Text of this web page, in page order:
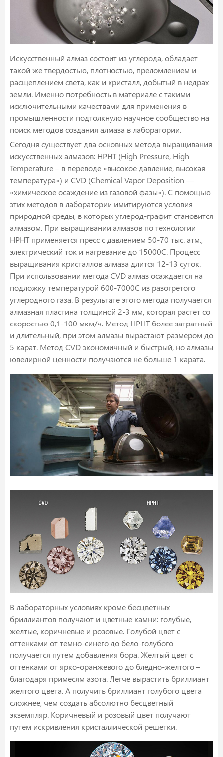
Искусственный алмаз состоит из углерода, обладает
такой же твердостью, плотностью, преломлением и
расщеплением света, как и кристалл, добытый в недрах
земли. Именно потребность в материале с такими
исключительными качествами для применения в
промышленности подтолкнуло научное сообщество на
поиск методов создания алмаза в лаборатории.
Сегодня существует два основных метода выращивания
искусственных алмазов: HPHT (High Pressure, High
Temperature – в переводе «высокое давление, высокая
температура») и CVD (Chemical Vapor Deposition —
«химическое осаждение из газовой фазы»). С помощью
этих методов в лаборатории имитируются условия
природной среды, в которых углерод-графит становится
алмазом. При выращивании алмазов по технологии
HPHT применяется пресс с давлением 50-70 тыс. атм.,
электрический ток и нагревание до 15000С. Процесс
выращивания кристаллов алмаза длится 12-13 суток.
При использовании метода CVD алмаз осаждается на
подложку температурой 600-7000С из разогретого
углеродного газа. В результате этого метода получается
алмазная пластина толщиной 2-3 мм, которая растет со
скоростью 0,1-100 мкм/ч. Метод HPHT более затратный
и длительный, при этом алмазы вырастают размером до
5 карат. Метод CVD экономичный и быстрый, но алмазы
ювелирной ценности получаются не больше 1 карата.
В лабораторных условиях кроме бесцветных
бриллиантов получают и цветные камни: голубые,
желтые, коричневые и розовые. Голубой цвет с
оттенками от темно-синего до бело-голубого
получается путем добавления бора. Желтый цвет с
оттенками от ярко-оранжевого до бледно-желтого –
благодаря примесям азота. Легче вырастить бриллиант
желтого цвета. А получить бриллиант голубого цвета
сложнее, чем создать абсолютно бесцветный
экземпляр. Коричневый и розовый цвет получают
путем искривления кристаллической решетки.